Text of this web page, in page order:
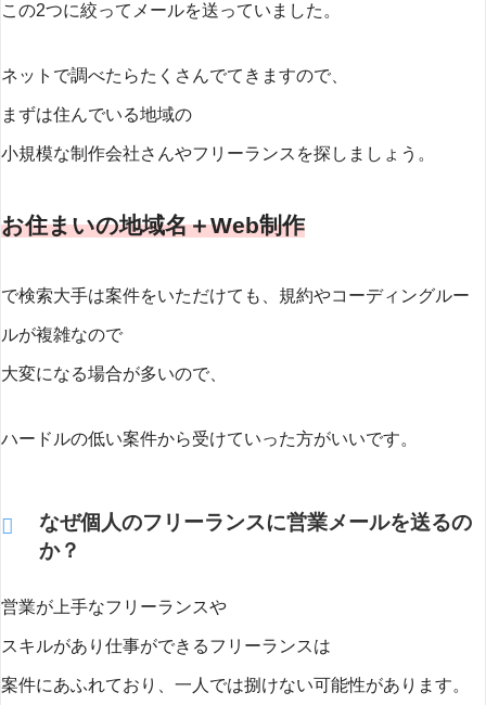
この2つに絞ってメールを送っていました。
ネットで調べたらたくさんでてきますので、
まずは住んでいる地域の
小規模な制作会社さんやフリーランスを探しましょう。
お住まいの地域名＋Web制作
で検索大手は案件をいただけても、規約やコーディングルー
ルが複雑なので
大変になる場合が多いので、
ハードルの低い案件から受けていった方がいいです。
なぜ個人のフリーランスに営業メールを送るの
か？
営業が上手なフリーランスや
スキルがあり仕事ができるフリーランスは
案件にあふれており、一人では捌けない可能性があります。